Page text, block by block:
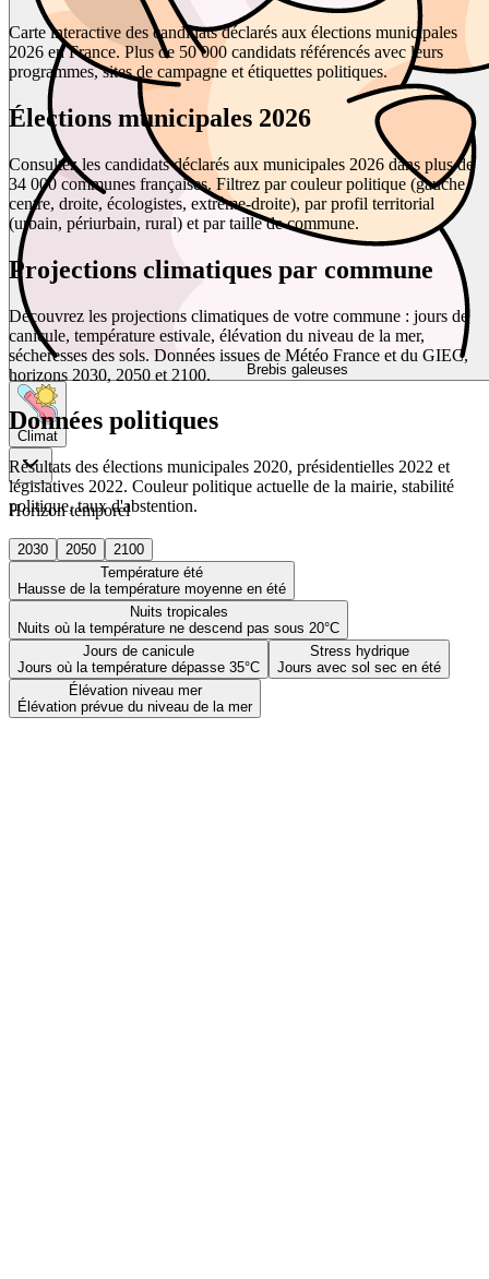
Brebis galeuses
Climat
Horizon temporel
2030 2050
2100
Température été
Hausse de la température moyenne en été
Nuits tropicales
Nuits où la température ne descend pas sous 20°C
Jours de canicule
Jours où la température dépasse 35°C
Stress hydrique
Jours avec sol sec en été
Élévation niveau mer
Élévation prévue du niveau de la mer
Carte interactive des candidats déclarés aux élections municipales
2026 en France. Plus de 50 000 candidats référencés avec leurs
programmes, sites de campagne et étiquettes politiques.
Élections municipales 2026
Consultez les candidats déclarés aux municipales 2026 dans plus de
34 000 communes françaises. Filtrez par couleur politique (gauche,
centre, droite, écologistes, extrême-droite), par profil territorial
(urbain, périurbain, rural) et par taille de commune.
Projections climatiques par commune
Découvrez les projections climatiques de votre commune : jours de
canicule, température estivale, élévation du niveau de la mer,
sécheresses des sols. Données issues de Météo France et du GIEC,
horizons 2030, 2050 et 2100.
Données politiques
Résultats des élections municipales 2020, présidentielles 2022 et
législatives 2022. Couleur politique actuelle de la mairie, stabilité
politique, taux d'abstention.